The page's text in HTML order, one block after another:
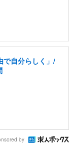
で自分らしく」/
by